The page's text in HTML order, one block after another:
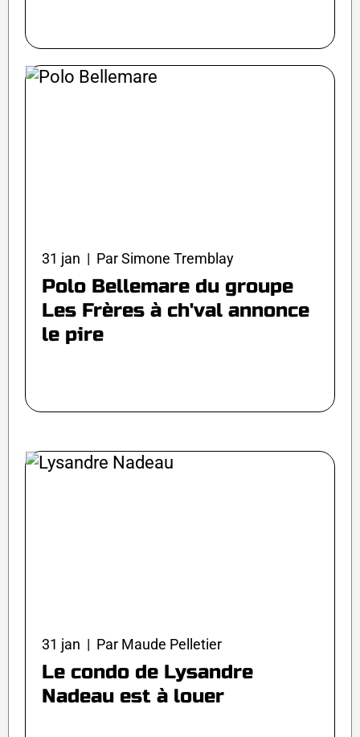
31 jan | Par Simone Tremblay
Polo Bellemare du groupe
Les Frères à ch'val annonce
le pire
31 jan | Par Maude Pelletier
Le condo de Lysandre
Nadeau est à louer